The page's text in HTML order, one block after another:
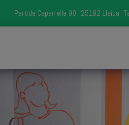
Partida Caparrella 98 25192 Lleida